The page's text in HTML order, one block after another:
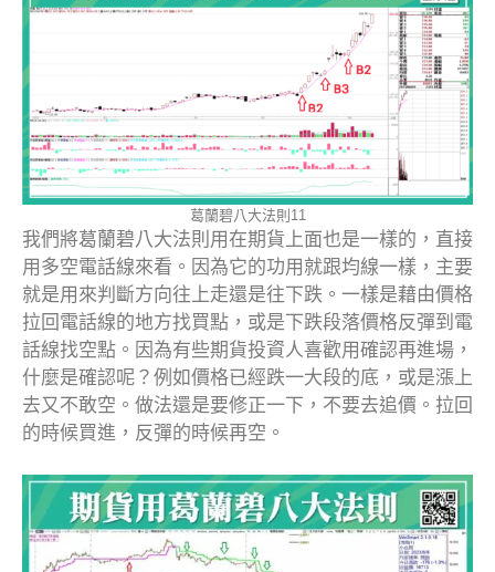
葛蘭碧八大法則11
我們將葛蘭碧八大法則用在期貨上面也是一樣的，直接
用多空電話線來看。因為它的功用就跟均線一樣，主要
就是用來判斷方向往上走還是往下跌。一樣是藉由價格
拉回電話線的地方找買點，或是下跌段落價格反彈到電
話線找空點。因為有些期貨投資人喜歡用確認再進場，
什麼是確認呢？例如價格已經跌一大段的底，或是漲上
去又不敢空。做法還是要修正一下，不要去追價。拉回
的時候買進，反彈的時候再空。